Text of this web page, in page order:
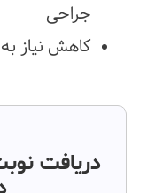
جراحی
کاهش نیاز
دریافت